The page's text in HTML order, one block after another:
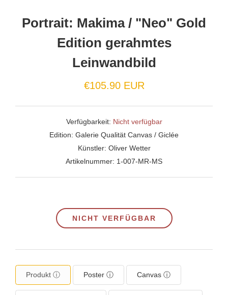
Portrait: Makima / "Neo" Gold
Edition gerahmtes
Leinwandbild
€105.90 EUR
Verfügbarkeit: Nicht verfügbar
Edition: Galerie Qualität Canvas / Giclée
Künstler: Oliver Wetter
Artikelnummer: 1-007-MR-MS
NICHT VERFÜGBAR
Produkt ⓘ Poster ⓘ Canvas ⓘ